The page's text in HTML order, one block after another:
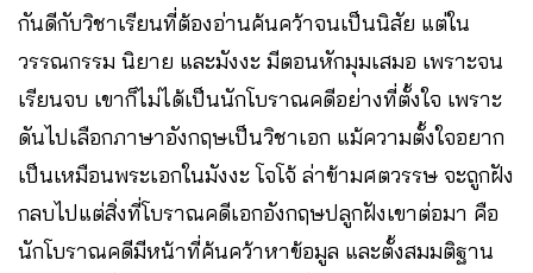
กันดีกับวิชาเรียนที่ต้องอ่านค้นคว้าจนเป็นนิสัย แต่ใน
วรรณกรรม นิยาย และมังงะ มีตอนหักมุมเสมอ เพราะจน
เรียนจบ เขาก็ไม่ได้เป็นนักโบราณคดีอย่างที่ตั้งใจ เพราะ
ดันไปเลือกภาษาอังกฤษเป็นวิชาเอก แม้ความตั้งใจอยาก
เป็นเหมือนพระเอกในมังงะ โจโจ้ ล่าข้ามศตวรรษ จะถูกฝัง
กลบไปแต่สิ่งที่โบราณคดีเอกอังกฤษปลูกฝังเขาต่อมา คือ
นักโบราณคดีมีหน้าที่ค้นคว้าหาข้อมูล และตั้งสมมติฐาน